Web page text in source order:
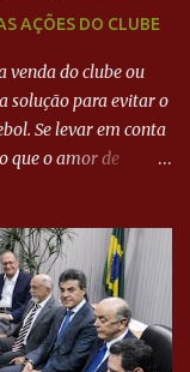
AÇÕES DO CLUBE
venda do clube ou
solução para evitar o
Se levar em conta
que o amor de
emergenciais e
projeto apresentado
inicial, com
a partir de agora,
do futebol, além de